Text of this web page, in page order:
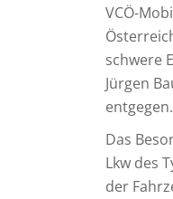
VCÖ-
schwere
Jürgen
entgegen.
Das
Lkw des
der